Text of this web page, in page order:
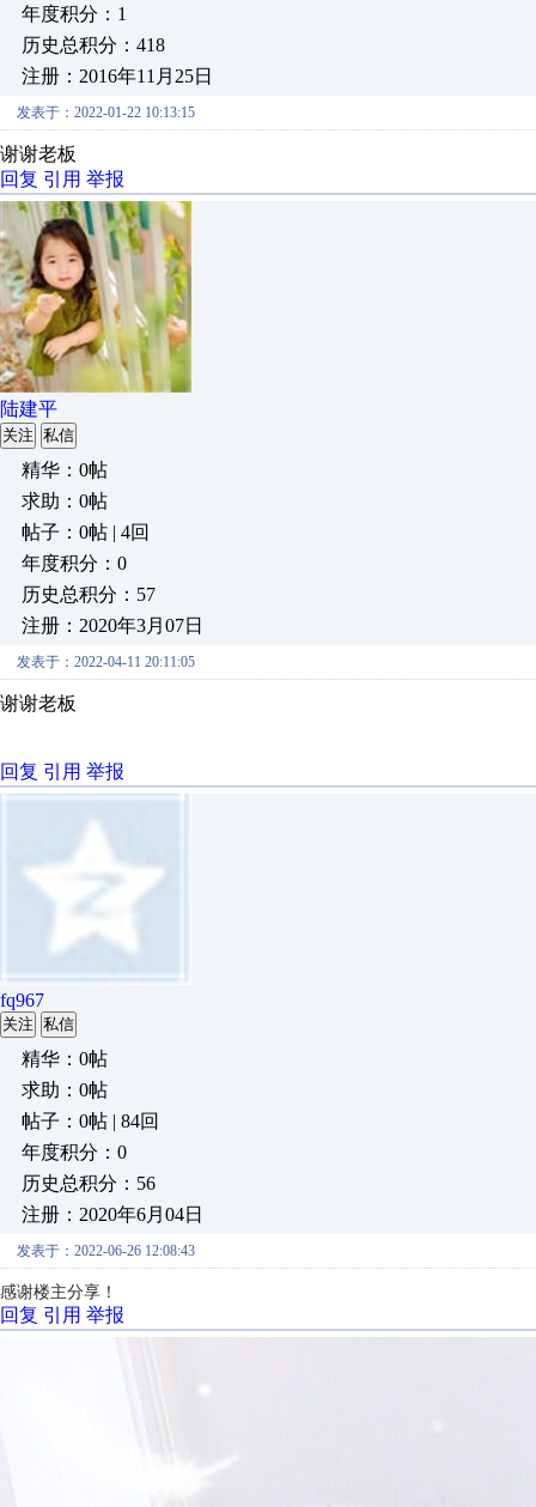
年度积分：1
历史总积分：418
注册：2016年11月25日
发表于：2022-01-22 10:13:15
谢谢老板
回复 引用 举报
陆建平
关注 私信
精华：0帖
求助：0帖
帖子：0帖 | 4回
年度积分：0
历史总积分：57
注册：2020年3月07日
发表于：2022-04-11 20:11:05
谢谢老板
回复 引用 举报
fq967
关注 私信
精华：0帖
求助：0帖
帖子：0帖 | 84回
年度积分：0
历史总积分：56
注册：2020年6月04日
发表于：2022-06-26 12:08:43
感谢楼主分享！
回复 引用 举报